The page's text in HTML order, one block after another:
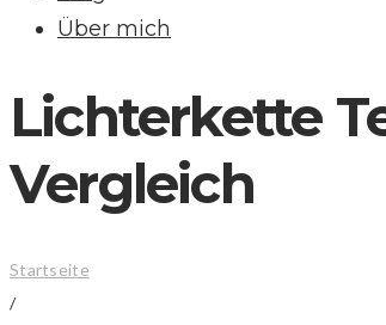
Über mich
Lichterkette
Vergleich
Startseite
/